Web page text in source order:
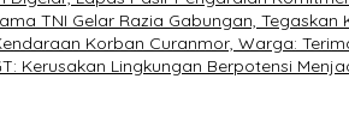
TNI Gelar Razia Gabungan,
Korban Curanmor, Warga:
Kerusakan Lingkungan Berpotensi